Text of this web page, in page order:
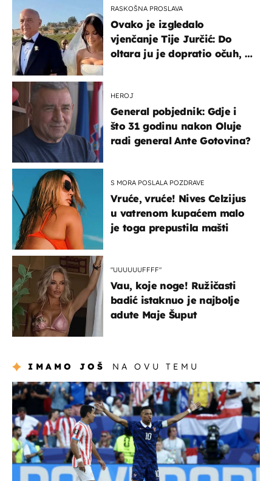
RASKOŠNA PROSLAVA
Ovako je izgledalo
vjenčanje Tije Jurčić: Do
oltara ju je dopratio očuh, a
HEROJ
General pobjednik: Gdje i
što 31 godinu nakon Oluje
radi general Ante Gotovina?
S MORA POSLALA POZDRAVE
Vruće, vruće! Nives Celzijus
u vatrenom kupaćem malo
je toga prepustila mašti
"UUUUUUFFFF"
Vau, koje noge! Ružičasti
badić istaknuo je najbolje
adute Maje Šuput
IMAMO JOŠ NA OVU TEMU
svjetsko prvenstvo 2026